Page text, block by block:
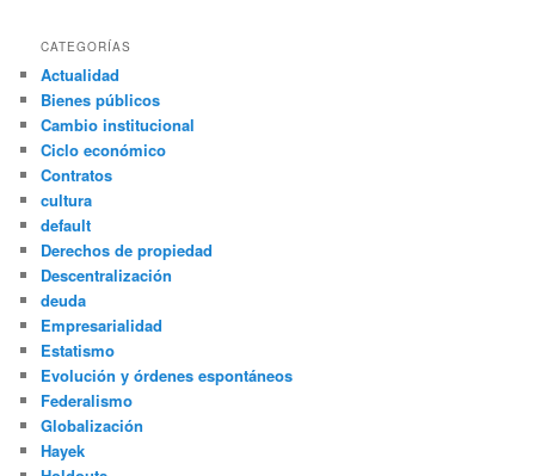
CATEGORÍAS
Actualidad
Bienes públicos
Cambio institucional
Ciclo económico
Contratos
cultura
default
Derechos de propiedad
Descentralización
deuda
Empresarialidad
Estatismo
Evolución y órdenes espontáneos
Federalismo
Globalización
Hayek